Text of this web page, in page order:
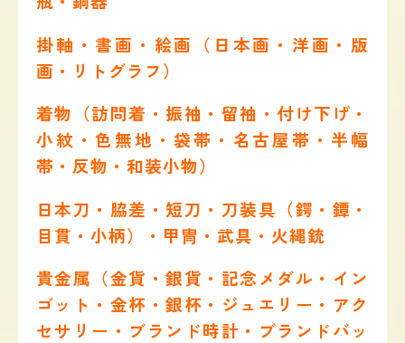
掛軸・書画・絵画（日本画・洋画・版
画・リトグラフ）
着物（訪問着・振袖・留袖・付け下げ・
小紋・色無地・袋帯・名古屋帯・半幅
帯・反物・和装小物）
日本刀・脇差・短刀・刀装具（鍔・鐔・
目貫・小柄）・甲冑・武具・火縄銃
貴金属（金貨・銀貨・記念メダル・イン
ゴット・金杯・銀杯・ジュエリー・アク
セサリー・ブランド時計・ブランドバッ